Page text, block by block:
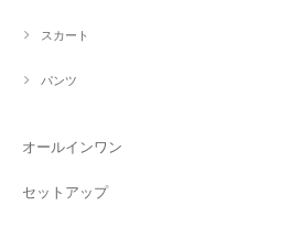
スカート
パンツ
オールインワン
セットアップ